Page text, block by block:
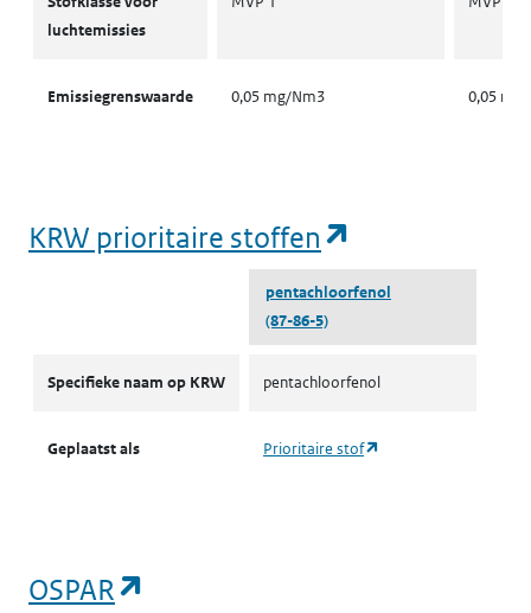
luchtemissies
Emissiegrenswaarde 0,05 mg/Nm3 0,05
KRW prioritaire stoffen
pentachloorfenol
(87-86-5)
Specifieke naam op KRW pentachloorfenol
Geplaatst als Prioritaire stof
OSPAR